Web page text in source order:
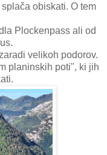
obiskati. O tem
Plockenpass ali od
velikoh podorov.
planinskih poti", ki jih